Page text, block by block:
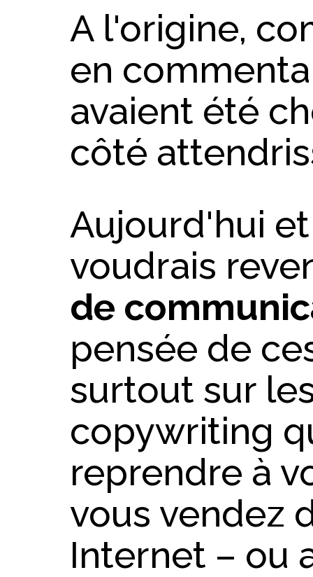
A l'origine,
en
avaient été
côté
Aujourd'hui
voudrais
de
pensée de
surtout sur
copywriting
reprendre à
vous vendez
Internet – ou